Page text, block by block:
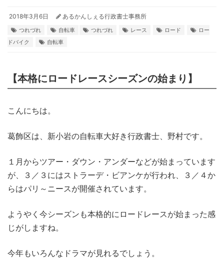
2018年3月6日 あるかんしぇる行政書士事務所
つれづれ 自転車 つれづれ レース ロード
ロー
ドバイク
自転車
【本格にロードレースシーズンの始まり】
こんにちは。
葛飾区は、新小岩の自転車大好き行政書士、野村です。
１月からツアー・ダウン・アンダーなどが始まっています
が、３／３にはストラーデ・ビアンケが行われ、３／４か
らはパリ～ニースが開催されています。
ようやく今シーズンも本格的にロードレースが始まった感
じがしますね。
今年もいろんなドラマが見れるでしょう。